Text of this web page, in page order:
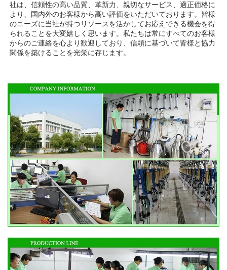
社は、信頼性の高い品質、革新力、親切なサービス、適正価格に
より、国内外のお客様から高い評価をいただいております。皆様
のニーズに当社が持つリソースを活かしてお応えできる機会を得
られることを大変嬉しく思います。私たちは常にすべてのお客様
からのご連絡を心より歓迎しており、信頼に基づいて皆様と協力
関係を築けることを光栄に存じます。